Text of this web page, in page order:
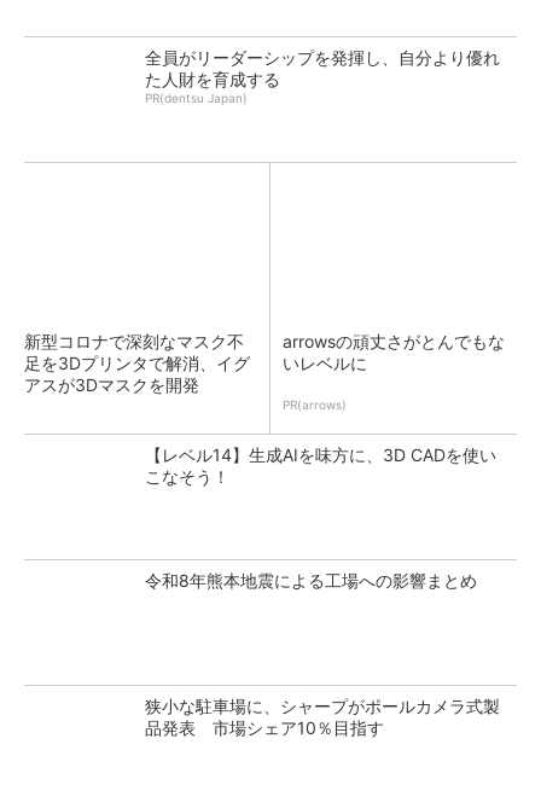
全員がリーダーシップを発揮し、自分より優れ
た人財を育成する
PR(dentsu Japan)
新型コロナで深刻なマスク不
足を3Dプリンタで解消、イグ
アスが3Dマスクを開発
arrowsの頑丈さがとんでもな
いレベルに
PR(arrows)
【レベル14】生成AIを味方に、3D CADを使い
こなそう！
令和8年熊本地震による工場への影響まとめ
狭小な駐車場に、シャープがポールカメラ式製
品発表 市場シェア10％目指す